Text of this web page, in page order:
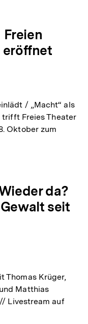
Freien
eröffnet
/ „Macht“ als
Freies Theater
Oktober zum
da?
seit
Thomas Krüger,
Matthias
Livestream auf